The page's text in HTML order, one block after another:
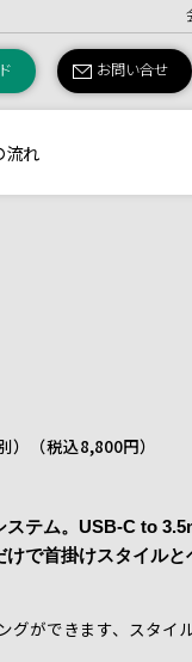
お問い合せ
流れ
） （税込8,800円）
テム。USB-C to
で首掛けスタイルと
グができます、スタイ